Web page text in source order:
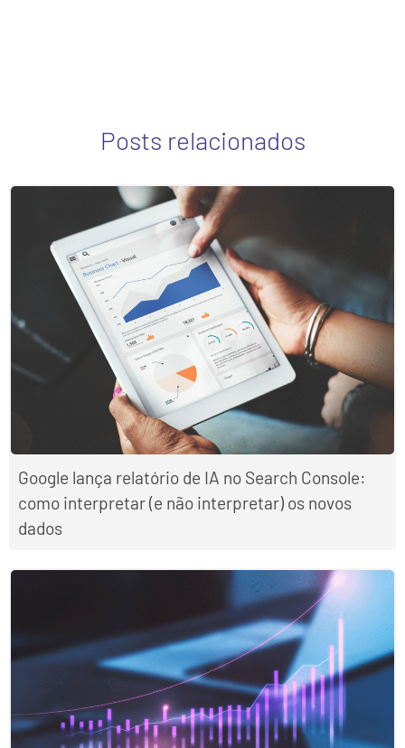
Posts relacionados
Google lança relatório de IA no Search Console:
como interpretar (e não interpretar) os novos
dados